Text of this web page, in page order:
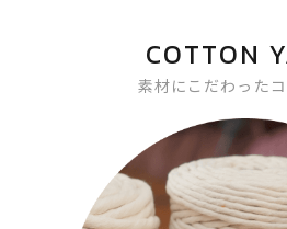
COTTON
素材にこだわった